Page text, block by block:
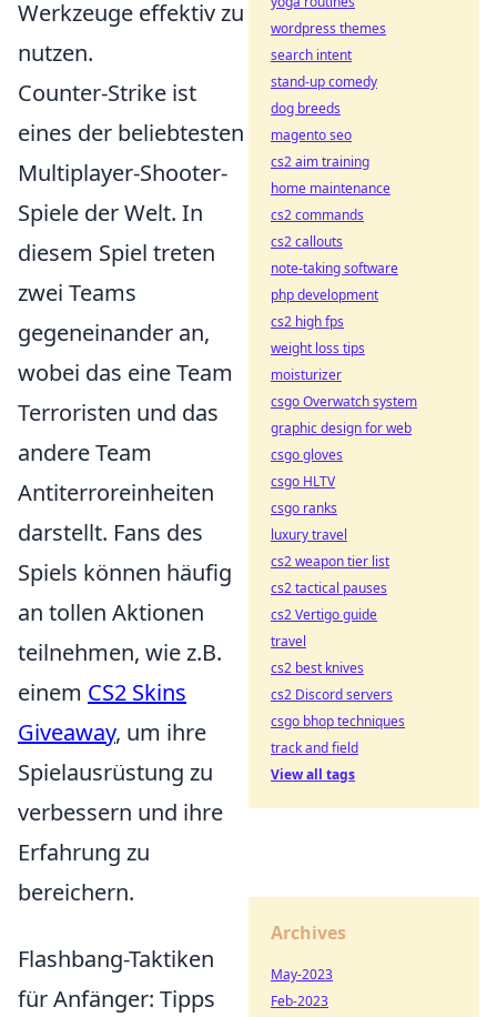
Werkzeuge effektiv zu
nutzen.
Counter-Strike ist
eines der beliebtesten
Multiplayer-Shooter-
Spiele der Welt. In
diesem Spiel treten
zwei Teams
gegeneinander an,
wobei das eine Team
Terroristen und das
andere Team
Antiterroreinheiten
darstellt. Fans des
Spiels können häufig
an tollen Aktionen
teilnehmen, wie z.B.
einem CS2 Skins
Giveaway, um ihre
Spielausrüstung zu
verbessern und ihre
Erfahrung zu
bereichern.
Flashbang-Taktiken
für Anfänger: Tipps
wordpress themes
search intent
stand-up comedy
dog breeds
magento seo
cs2 aim training
home maintenance
cs2 commands
cs2 callouts
note-taking software
php development
cs2 high fps
weight loss tips
moisturizer
csgo Overwatch system
graphic design for web
csgo gloves
csgo HLTV
csgo ranks
luxury travel
cs2 weapon tier list
cs2 tactical pauses
cs2 Vertigo guide
travel
cs2 best knives
cs2 Discord servers
csgo bhop techniques
track and field
View all tags
Archives
May-2023
Feb-2023